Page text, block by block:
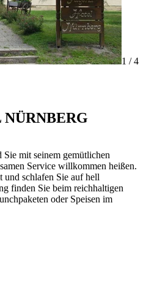
1 /4
mit seinem gemütlichen
Service willkommen heißen.
und schlafen Sie auf hell
finden Sie beim reichhaltigen
oder Speisen im